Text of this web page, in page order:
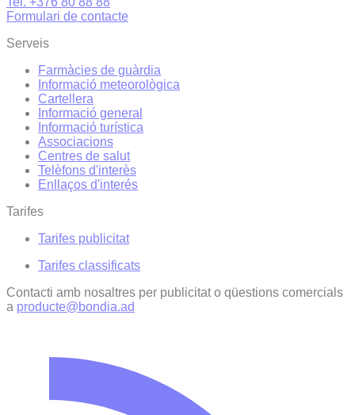
Formulari de contacte
Serveis
Farmàcies de guàrdia
Informació meteorològica
Cartellera
Informació general
Informació turística
Associacions
Centres de salut
Telèfons d'interès
Enllaços d'interés
Tarifes
Tarifes publicitat
Tarifes classificats
Contacti amb nosaltres per publicitat o qüestions comercials
a producte@bondia.ad